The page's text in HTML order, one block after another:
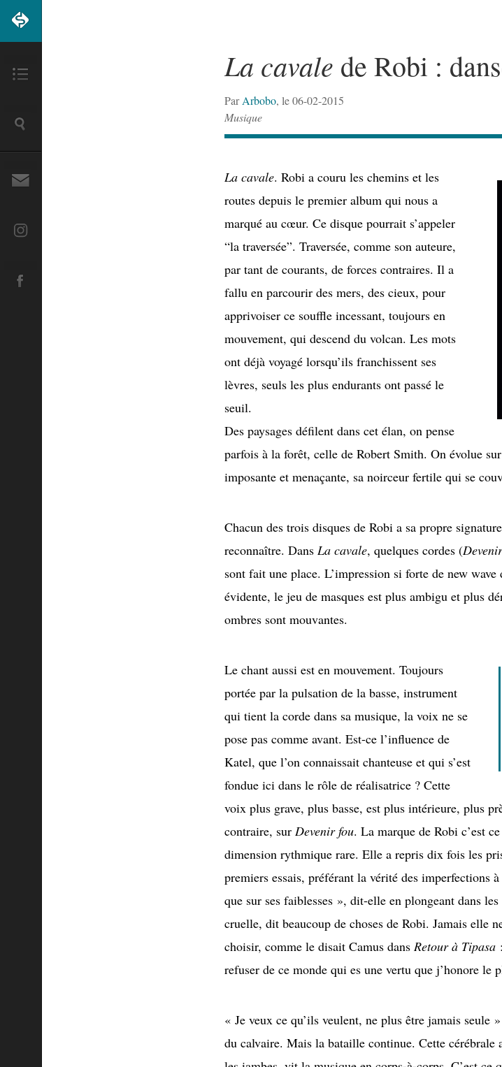
La cavale de Robi :
ParArbobo, le 06-02-2015
Musique
La cavale. Robi a couru les chemins et les
routes depuis le premier album qui nous a
marqué au cœur. Ce disque pourrait s’appeler
“la traversée”. Traversée, comme son auteure,
par tant de courants, de forces contraires. Il a
fallu en parcourir des mers, des cieux, pour
apprivoiser ce souffle incessant, toujours en
mouvement, qui descend du volcan. Les mots
ont déjà voyagé lorsqu’ils franchissent ses
lèvres, seuls les plus endurants ont passé le
seuil.
Des paysages défilent dans cet élan, on pense
parfois à la forêt, celle de Robert Smith. On évolue
imposante et menaçante, sa noirceur fertile qui se
Chacun des trois disques de Robi a sa propre
reconnaître. Dans La cavale, quelques cordes (
sont fait une place. L’impression si forte de new
évidente, le jeu de masques est plus ambigu et plus
ombres sont mouvantes.
Le chant aussi est en mouvement. Toujours
portée par la pulsation de la basse, instrument
qui tient la corde dans sa musique, la voix ne se
pose pas comme avant. Est-ce l’influence de
Katel, que l’on connaissait chanteuse et qui s’est
fondue ici dans le rôle de réalisatrice ? Cette
voix plus grave, plus basse, est plus intérieure, plus
contraire, sur Devenir fou. La marque de Robi c’est
dimension rythmique rare. Elle a repris dix fois les
premiers essais, préférant la vérité des imperfections
que sur ses faiblesses », dit-elle en plongeant dans
cruelle, dit beaucoup de choses de Robi. Jamais elle
choisir, comme le disait Camus dans Retour à Tipasa
refuser de ce monde qui es une vertu que j’honore le
« Je veux ce qu’ils veulent, ne plus être jamais seule
du calvaire. Mais la bataille continue. Cette